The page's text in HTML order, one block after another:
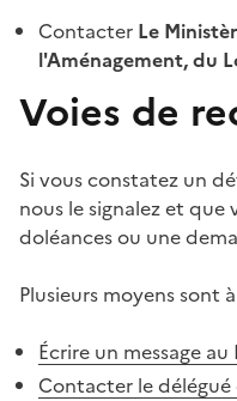
Contacter Le
l'Aménagement, du
Voies de
Si vous constatez un
nous le signalez et
doléances ou une
Plusieurs moyens sont
Écrire un message
Contacter le